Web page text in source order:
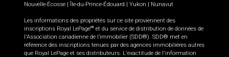
Nouvelle-Écosse | Île-du-Prince-Édouard | Yukon | Nunavut
Les informations des propriétés sur ce site proviennent des
inscriptions Royal LePageMD et du service de distribution de données de
l'Association canadienne de l’immobilier (SDD®). SDD® met en
référence des inscriptions tenues par des agences immobilières autres
que Royal LePage et ses distributeurs. L'exactitude de l'information